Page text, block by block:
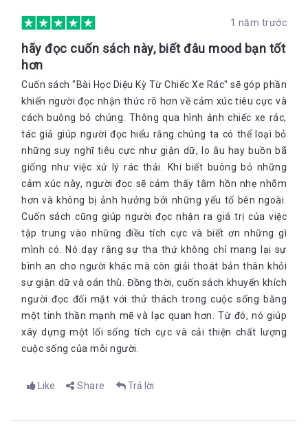
1 năm trước
hãy đọc cuốn sách này, biết đâu mood bạn tốt
hơn
Cuốn sách "Bài Học Diệu Kỳ Từ Chiếc Xe Rác" sẽ góp phần
khiến người đọc nhận thức rõ hơn về cảm xúc tiêu cực và
cách buông bỏ chúng. Thông qua hình ảnh chiếc xe rác,
tác giả giúp người đọc hiểu rằng chúng ta có thể loại bỏ
những suy nghĩ tiêu cực như giận dữ, lo âu hay buồn bã
giống như việc xử lý rác thải. Khi biết buông bỏ những
cảm xúc này, người đọc sẽ cảm thấy tâm hồn nhẹ nhõm
hơn và không bị ảnh hưởng bởi những yếu tố bên ngoài.
Cuốn sách cũng giúp người đọc nhận ra giá trị của việc
tập trung vào những điều tích cực và biết ơn những gì
mình có. Nó dạy rằng sự tha thứ không chỉ mang lại sự
bình an cho người khác mà còn giải thoát bản thân khỏi
sự giận dữ và oán thù. Đồng thời, cuốn sách khuyến khích
người đọc đối mặt với thử thách trong cuộc sống bằng
một tinh thần mạnh mẽ và lạc quan hơn. Từ đó, nó giúp
xây dựng một lối sống tích cực và cải thiện chất lượng
cuộc sống của mỗi người.
Like Share Trả lời